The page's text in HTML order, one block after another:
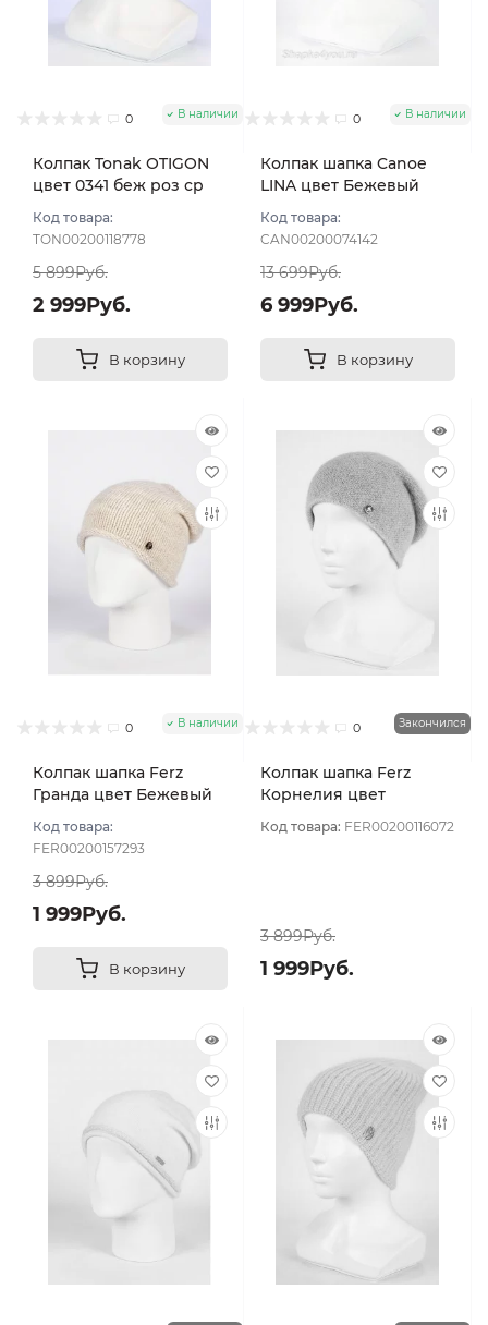
0 В наличии
Колпак Tonak OTIGON
цвет 0341 беж роз ср
Код товара:
TON00200118778
5 899Руб.
2 999Руб.
В корзину
0 В наличии
Колпак шапка Canoe
LINA цвет Бежевый
Код товара:
CAN00200074142
13 699Руб.
6 999Руб.
В корзину
0 В наличии
Колпак шапка Ferz
Гранда цвет Бежевый
Код товара:
FER00200157293
3 899Руб.
1 999Руб.
В корзину
0 Закончился
Колпак шапка Ferz
Корнелия цвет
Код товара: FER00200116072
3 899Руб.
1 999Руб.